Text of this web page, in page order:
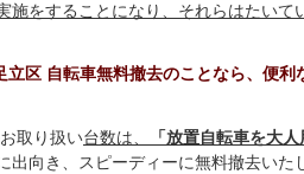
施をすることになり、それらはたいて
立区 自転車無料撤去のことなら、便利
取り扱い台数は、 「放置自転車を大
出向き、スピーディーに無料撤去いた